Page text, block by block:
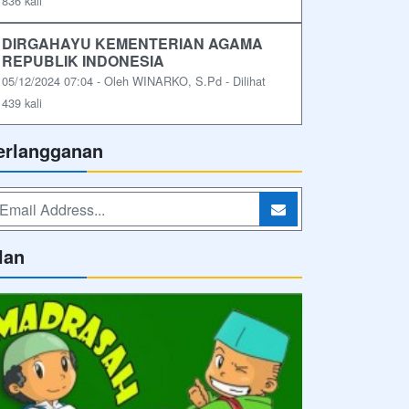
DIRGAHAYU KEMENTERIAN AGAMA
REPUBLIK INDONESIA
05/12/2024 07:04 - Oleh WINARKO, S.Pd - Dilihat
439 kali